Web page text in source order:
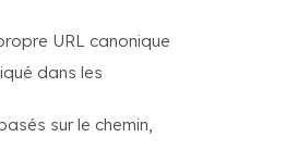
URL canonique
dans les
sur le chemin,